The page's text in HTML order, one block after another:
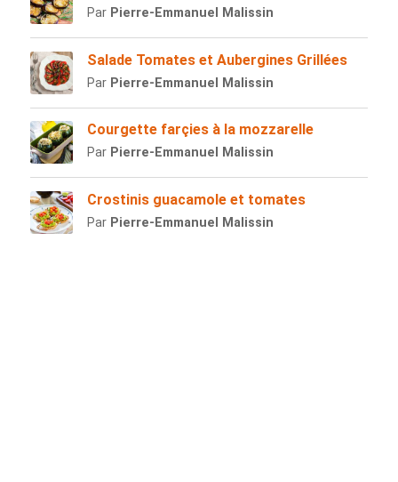
Par Pierre-Emmanuel Malissin
Salade Tomates et Aubergines Grillées
Par Pierre-Emmanuel Malissin
Courgette farçies à la mozzarelle
Par Pierre-Emmanuel Malissin
Crostinis guacamole et tomates
Par Pierre-Emmanuel Malissin